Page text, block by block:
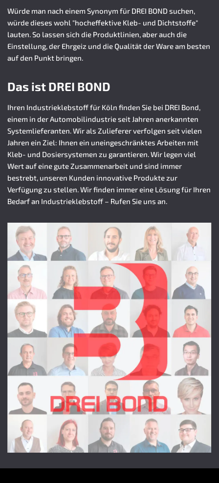
Würde man nach einem Synonym für DREI BOND suchen,
würde dieses wohl "hocheffektive Kleb- und Dichtstoffe"
lauten. So lassen sich die Produktlinien, aber auch die
Einstellung, der Ehrgeiz und die Qualität der Ware am besten
auf den Punkt bringen.
Das ist DREI BOND
Ihren Industrieklebstoff für Köln finden Sie bei DREI Bond,
einem in der Automobilindustrie seit Jahren anerkannten
Systemlieferanten. Wir als Zulieferer verfolgen seit vielen
Jahren ein Ziel: Ihnen ein uneingeschränktes Arbeiten mit
Kleb- und Dosiersystemen zu garantieren. Wir legen viel
Wert auf eine gute Zusammenarbeit und sind immer
bestrebt, unseren Kunden innovative Produkte zur
Verfügung zu stellen. Wir finden immer eine Lösung für Ihren
Bedarf an Industrieklebstoff – Rufen Sie uns an.